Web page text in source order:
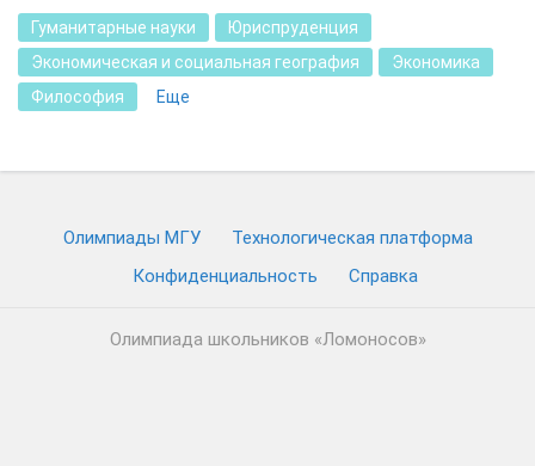
Гуманитарные науки
Юриспруденция
Экономическая и социальная география
Экономика
Философия
Еще
Олимпиады МГУ
Технологическая платформа
Конфиденциальность
Cправка
Олимпиада школьников «Ломоносов»